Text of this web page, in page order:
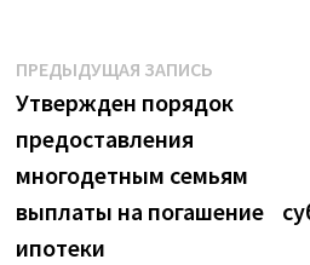
Навигация
по
записям
ПРЕДЫДУЩАЯ ЗАПИСЬ
запись:
Утвержден порядок
предоставления
многодетным семьям
выплаты на погашение
ипотеки